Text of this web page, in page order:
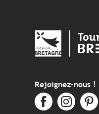
Rejoignez-nous !